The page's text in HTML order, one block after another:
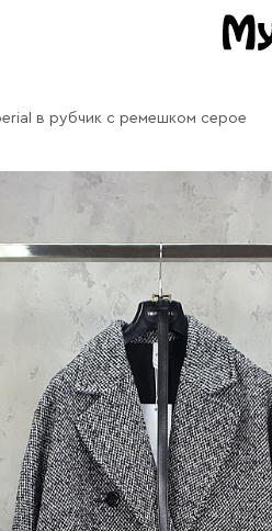
в рубчик с ремешком серое